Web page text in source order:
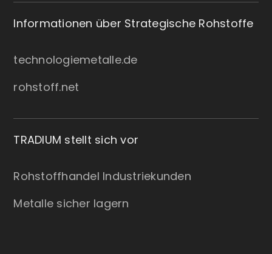
Informationen über Strategische Rohstoffe
technologiemetalle.de
rohstoff.net
TRADIUM stellt sich vor
Rohstoffhandel Industriekunden
Metalle sicher lagern